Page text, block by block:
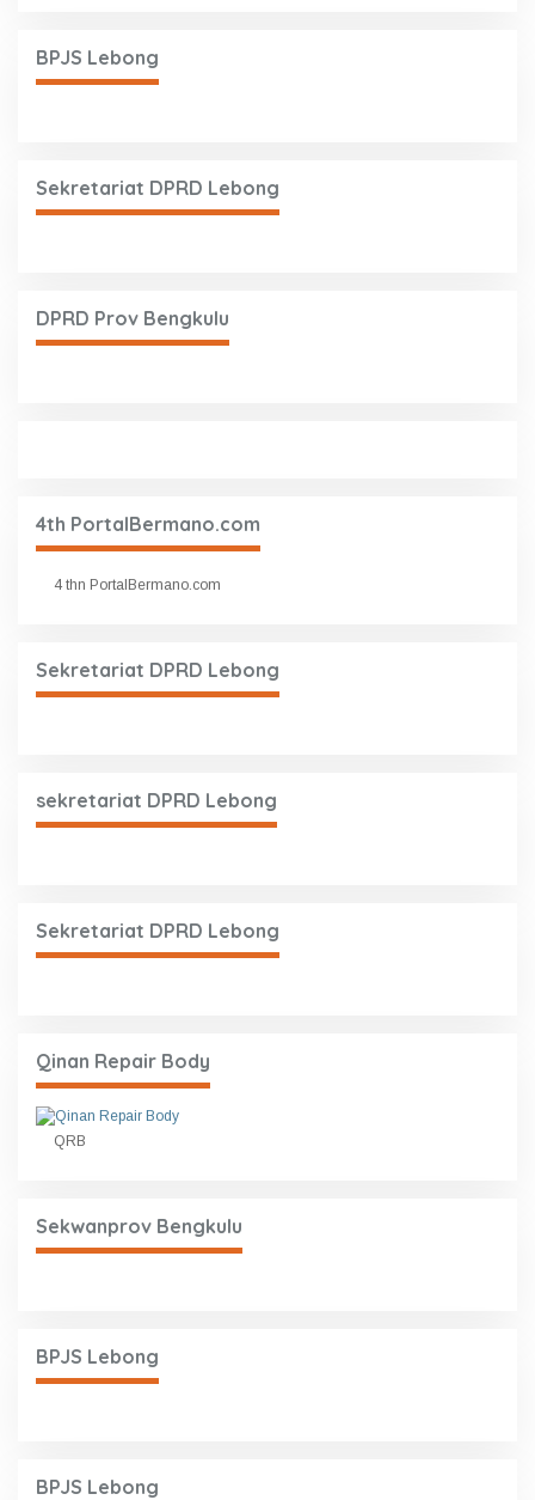
BPJS Lebong
Sekretariat DPRD Lebong
DPRD Prov Bengkulu
4th PortalBermano.com
4 thn PortalBermano.com
Sekretariat DPRD Lebong
sekretariat DPRD Lebong
Sekretariat DPRD Lebong
Qinan Repair Body
QRB
Sekwanprov Bengkulu
BPJS Lebong
BPJS Lebong